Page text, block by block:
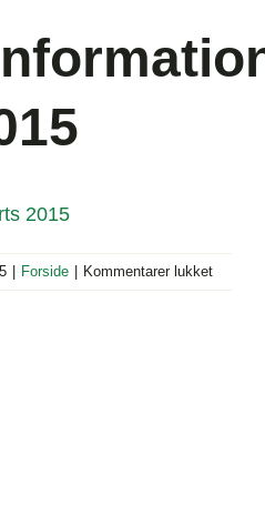
2015
Forside Kommentarer lukkettil